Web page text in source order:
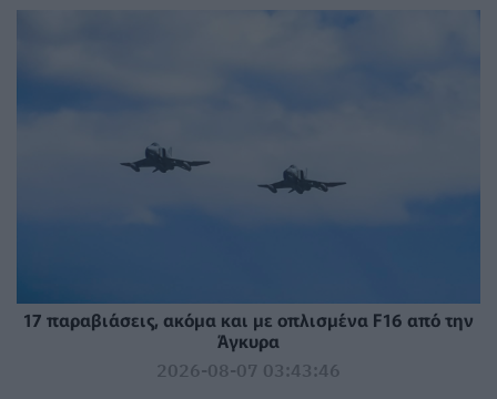
17 παραβιάσεις, ακόμα και με οπλισμένα F16 από την
Άγκυρα
2026-08-07 03:43:46